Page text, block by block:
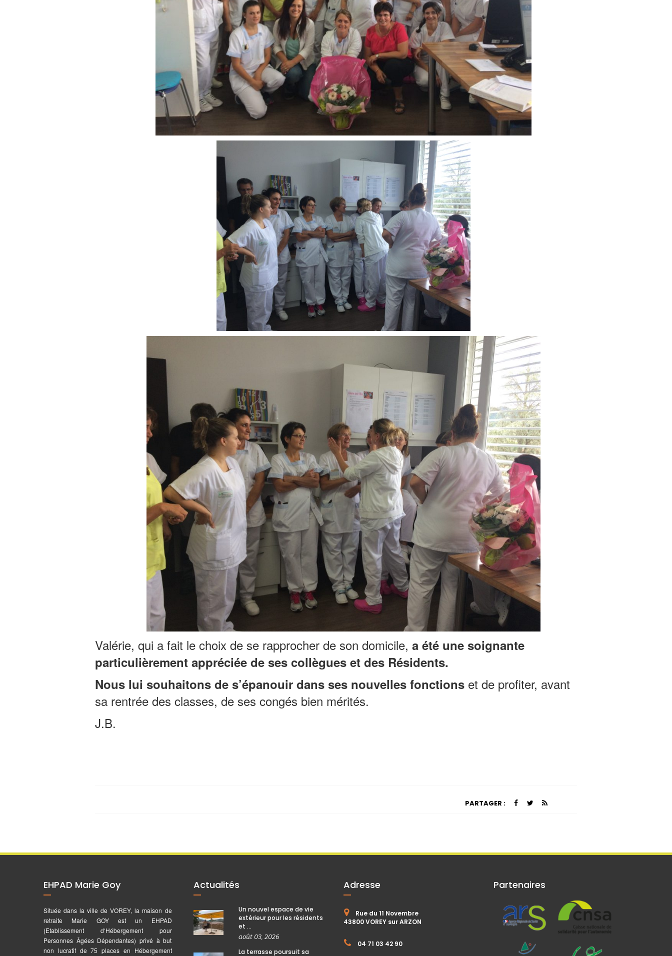
Valérie, qui a fait le choix de se rapprocher de son domicile, a été une soignante
particulièrement appréciée de ses collègues et des Résidents.
Nous lui souhaitons de s’épanouir dans ses nouvelles fonctionset de profiter, avant
sa rentrée des classes, de ses congés bien mérités.
J.B.
PARTAGER :
EHPAD Marie Goy
Située dans la ville de VOREY, la maison de
retraite Marie GOY est un EHPAD
(Etablissement d‘Hébergement pour
Personnes Âgées Dépendantes) privé à but
non lucratif de 75 places en Hébergement
Actualités
Un nouvel espace de vie
extérieur pour les résidents
et ...
août 03, 2026
La terrasse poursuit sa
Adresse
Rue du 11 Novembre
43800 VOREY sur ARZON
04 71 03 42 90
Partenaires